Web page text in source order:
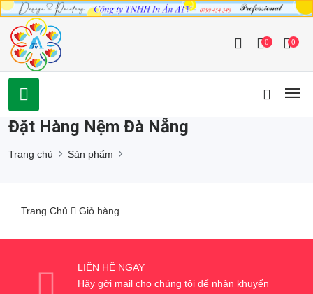
0 0
Đặt Hàng Nệm Đà Nẵng
Trang chủ Sản phẩm
Trang Chủ Giỏ hàng
LIÊN HỆ NGAY
Hãy gởi mail cho chúng tôi để nhận khuyến